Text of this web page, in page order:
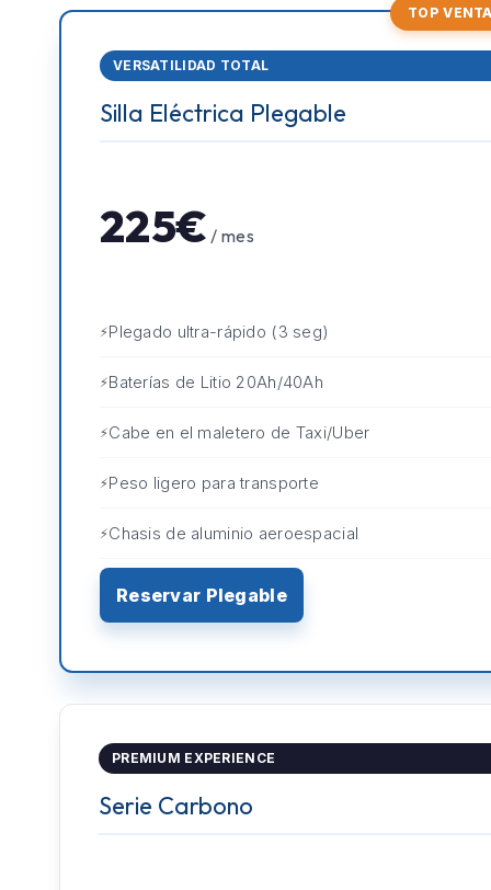
TOP
VERSATILIDAD TOTAL
Silla Eléctrica Plegable
225€ / mes
Plegado ultra-rápido (3 seg)
Baterías de Litio 20Ah/40Ah
Cabe en el maletero de Taxi/Uber
Peso ligero para transporte
Chasis de aluminio aeroespacial
Reservar Plegable
PREMIUM EXPERIENCE
Serie Carbono